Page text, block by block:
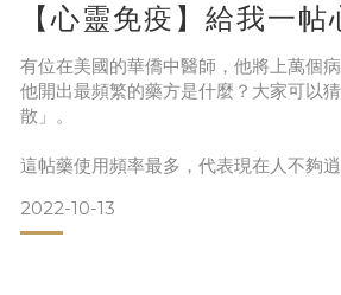
緒最容易發生在周邊親人與朋友中，經
量充斥，可能終至引發了癌症（腫瘤
【心靈免疫】給我一
有位在美國的華僑中醫師，他將上萬個
他開出最頻繁的藥方是什麼？大家可以
散」。
這帖藥使用頻率最多，代表現在人不夠
鬆自在，加上不能好好休息與睡眠，長
許多慢性疾病乃至於癌症。
2022-10-13